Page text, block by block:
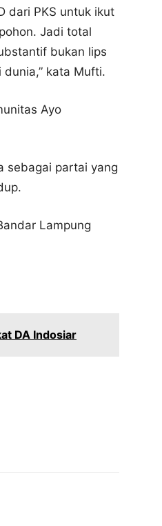
dari PKS untuk ikut
Jadi total
bukan lips
kata Mufti.
Ayo
sebagai partai yang
Lampung
DA Indosiar